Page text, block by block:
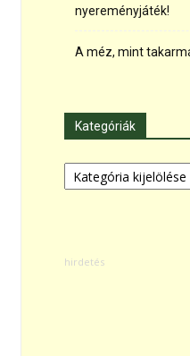
nyereményjáték!
A méz, mint
Kategóriák
Kategóriák